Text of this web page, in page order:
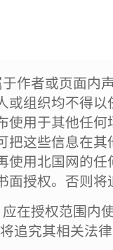
作者或页面内
或组织均不得
使用于其他任
把这些信息在
使用北国网的
面授权。否则将
在授权范围内
追究其相关法